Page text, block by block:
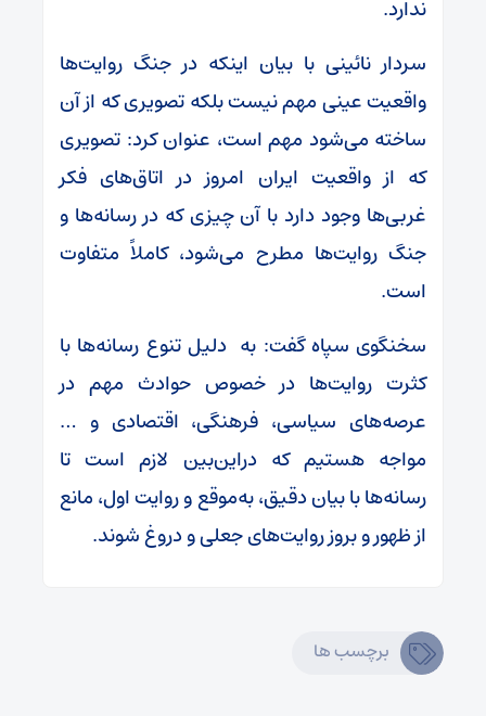
ندارد.
سردار نائینی با بیان اینکه در جنگ روایت‌ها
واقعیت عینی مهم نیست بلکه تصویری که از آن
ساخته می‌شود مهم است، عنوان کرد: تصویری
که از واقعیت ایران امروز در اتاق‌های فکر
غربی‌ها وجود دارد با آن چیزی که در رسانه‌ها و
جنگ روایت‌ها مطرح می‌شود، کاملاً متفاوت
است.
سخنگوی سپاه گفت: به دلیل تنوع رسانه‌ها با
کثرت روایت‌ها در خصوص حوادث مهم در
عرصه‌های سیاسی، فرهنگی، اقتصادی و …
مواجه هستیم که دراین‌بین لازم است تا
رسانه‌ها با بیان دقیق، به‌موقع و روایت اول، مانع
از ظهور و بروز روایت‌های جعلی و دروغ شوند.
برچسب ها